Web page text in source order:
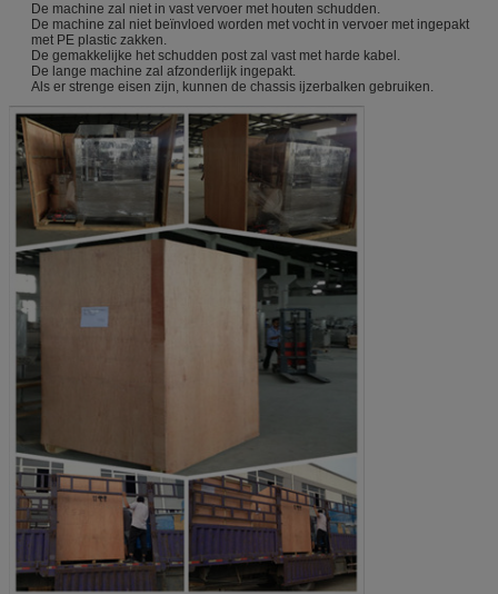
De machine zal niet in vast vervoer met houten schudden.
De machine zal niet beïnvloed worden met vocht in vervoer met ingepakt
met PE plastic zakken.
De gemakkelijke het schudden post zal vast met harde kabel.
De lange machine zal afzonderlijk ingepakt.
Als er strenge eisen zijn, kunnen de chassis ijzerbalken gebruiken.